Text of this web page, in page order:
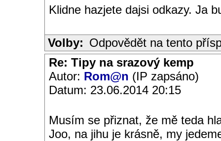
Klidne hazjete dajsi odkazy. Ja
Volby: Odpovědět na tento
Re: Tipy na srazový kemp
Autor: Rom@n (IP zapsáno)
Datum: 23.06.2014 20:15
Musím se přiznat, že mě teda
Joo, na jihu je krásně, my